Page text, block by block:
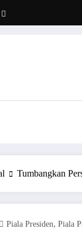
Tumbangkan
Piala Presiden, Piala